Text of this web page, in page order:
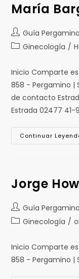
María
Guía Pergamino
Ginecología /
Inicio Comparte
858 - Pergamino |
de contacto
Estrada 02477 41-
Continuar
Jorge
Guía Pergamino
Ginecología /
Inicio Comparte
858 - Pergamino |